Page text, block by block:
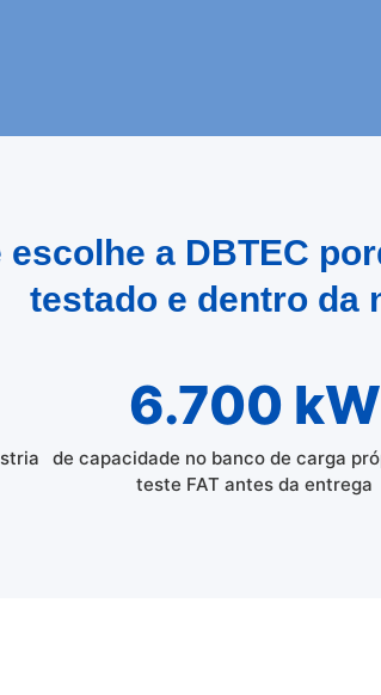
a DBTEC
testado e dentro da
6.700 kW
de capacidade no banco de carga
teste FAT antes da entrega